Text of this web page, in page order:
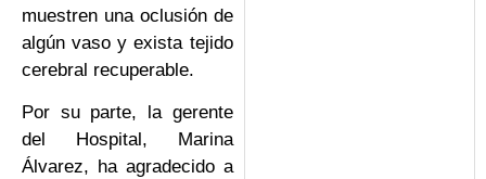
muestren una oclusión de
algún vaso y exista tejido
cerebral recuperable.
Por su parte, la gerente
del Hospital, Marina
Álvarez, ha agradecido a